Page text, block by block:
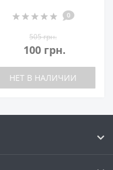
0
505 грн.
100 грн.
НЕТ В НАЛИЧИИ